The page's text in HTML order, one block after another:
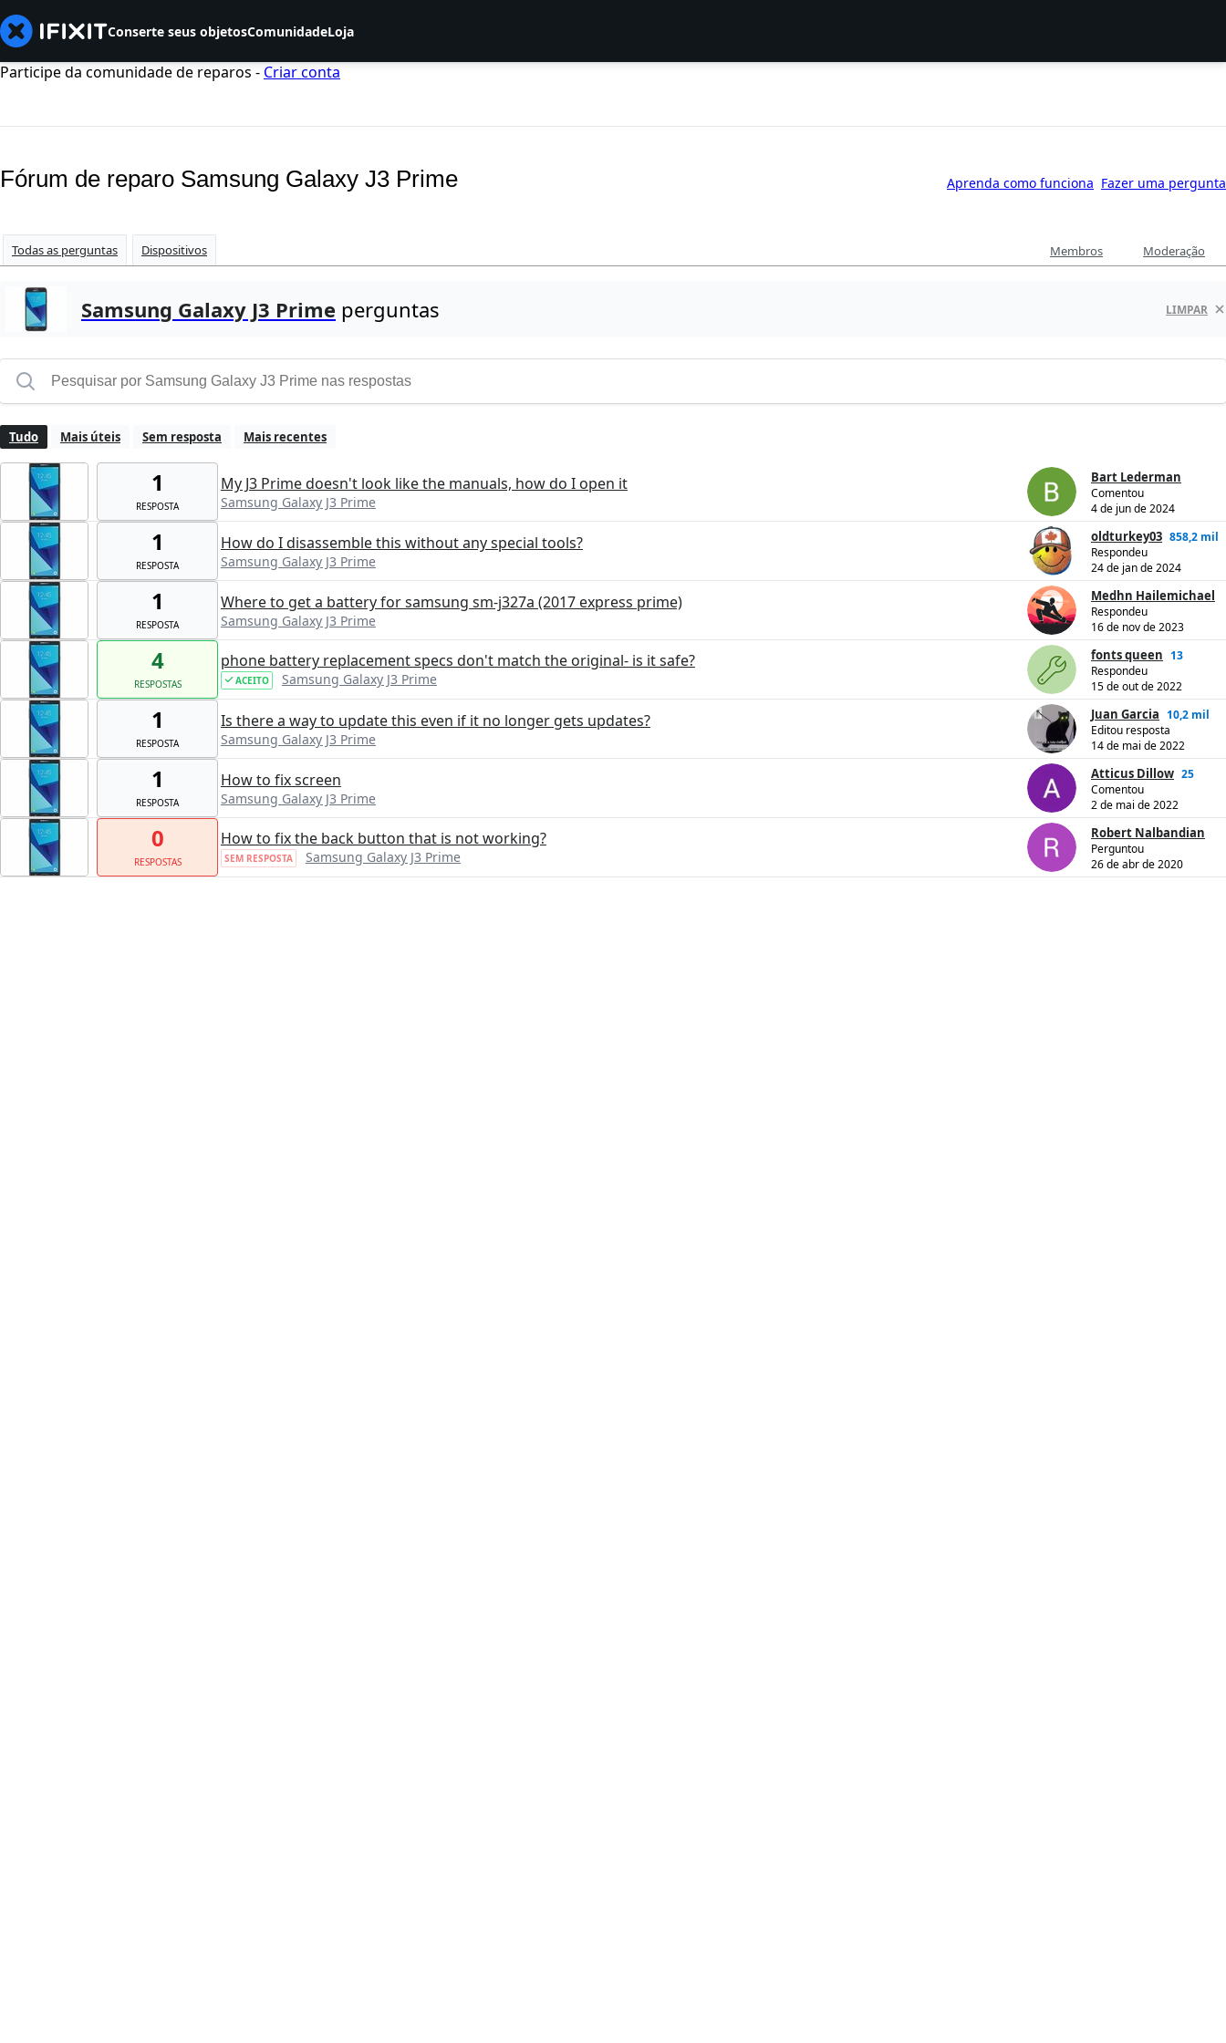
Conserte seus objetosComunidadeLoja
Participe da comunidade de reparos - Criar conta
Fórum de reparo Samsung Galaxy J3 Prime Aprenda como funciona Fazer uma pergunta
Todas as perguntas Dispositivos Membros Moderação
Samsung Galaxy J3 Prime perguntas LIMPAR
Tudo Mais úteis Sem resposta Mais recentes
1
RESPOSTA
My J3 Prime doesn't look like the manuals, how do I open it
Samsung Galaxy J3 Prime
Bart Lederman
Comentou
4 de jun de 2024
1
RESPOSTA
How do I disassemble this without any special tools?
Samsung Galaxy J3 Prime
oldturkey03 858,2 mil
Respondeu
24 de jan de 2024
1
RESPOSTA
Where to get a battery for samsung sm-j327a (2017 express prime)
Samsung Galaxy J3 Prime
Medhn Hailemichael
Respondeu
16 de nov de 2023
4
RESPOSTAS
phone battery replacement specs don't match the original- is it safe?
ACEITO Samsung Galaxy J3 Prime
fonts queen 13
Respondeu
15 de out de 2022
1
RESPOSTA
Is there a way to update this even if it no longer gets updates?
Samsung Galaxy J3 Prime
Juan Garcia 10,2 mil
Editou resposta
14 de mai de 2022
1
RESPOSTA
How to fix screen
Samsung Galaxy J3 Prime
Atticus Dillow 25
Comentou
2 de mai de 2022
0
RESPOSTAS
How to fix the back button that is not working?
SEM RESPOSTA Samsung Galaxy J3 Prime
Robert Nalbandian
Perguntou
26 de abr de 2020